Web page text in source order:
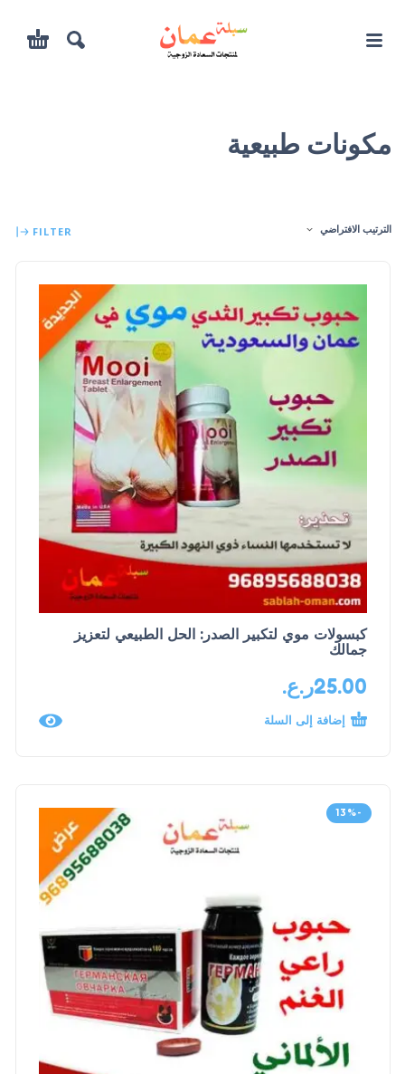
مكونات طبيعية
الترتيب الافتراضي FILTER
كبسولات موي لتكبير الصدر: الحل الطبيعي لتعزيز
جمالك
25.00ر.ع.
إضافة إلى السلة
-13%